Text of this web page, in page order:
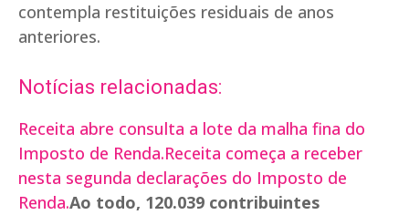
contempla restituições residuais de anos
anteriores.
Notícias relacionadas:
Receita abre consulta a lote da malha fina do
Imposto de Renda.Receita começa a receber
nesta segunda declarações do Imposto de
Renda.Ao todo, 120.039 contribuintes